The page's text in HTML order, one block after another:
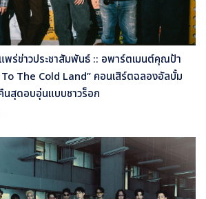
พร่ข่าวประชาสัมพันธ์ :: อพาร์ตเมนต์คุณป้า
The Cold Land” คอนเสิร์ตฉลองอัลบั้ม
นสุดอบอุ่นแบบชาวร็อก